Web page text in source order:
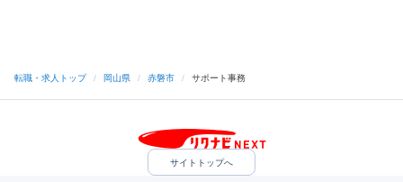
転職・求人トップ / 岡山県 / 赤磐市 / サポート事務
サイトトップへ